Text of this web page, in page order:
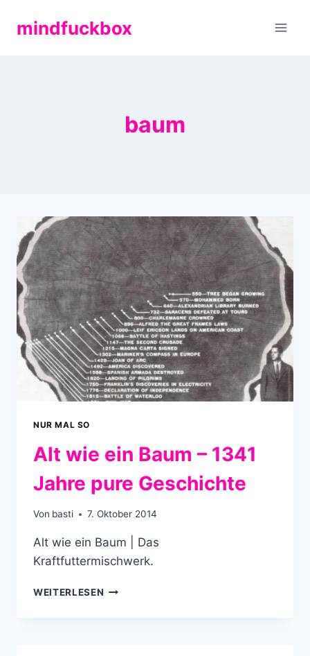
Inhaltmindfuckbox
baum
NUR MAL SO
Alt wie ein Baum – 1341
Jahre pure Geschichte
Von basti 7. Oktober 2014
Alt wie ein Baum | Das
Kraftfuttermischwerk.
WEITERLESEN ALT